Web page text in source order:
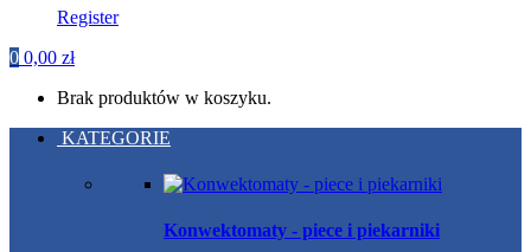
Register
0 0,00 zł
Brak produktów w koszyku.
KATEGORIE
Konwektomaty - piece i piekarniki